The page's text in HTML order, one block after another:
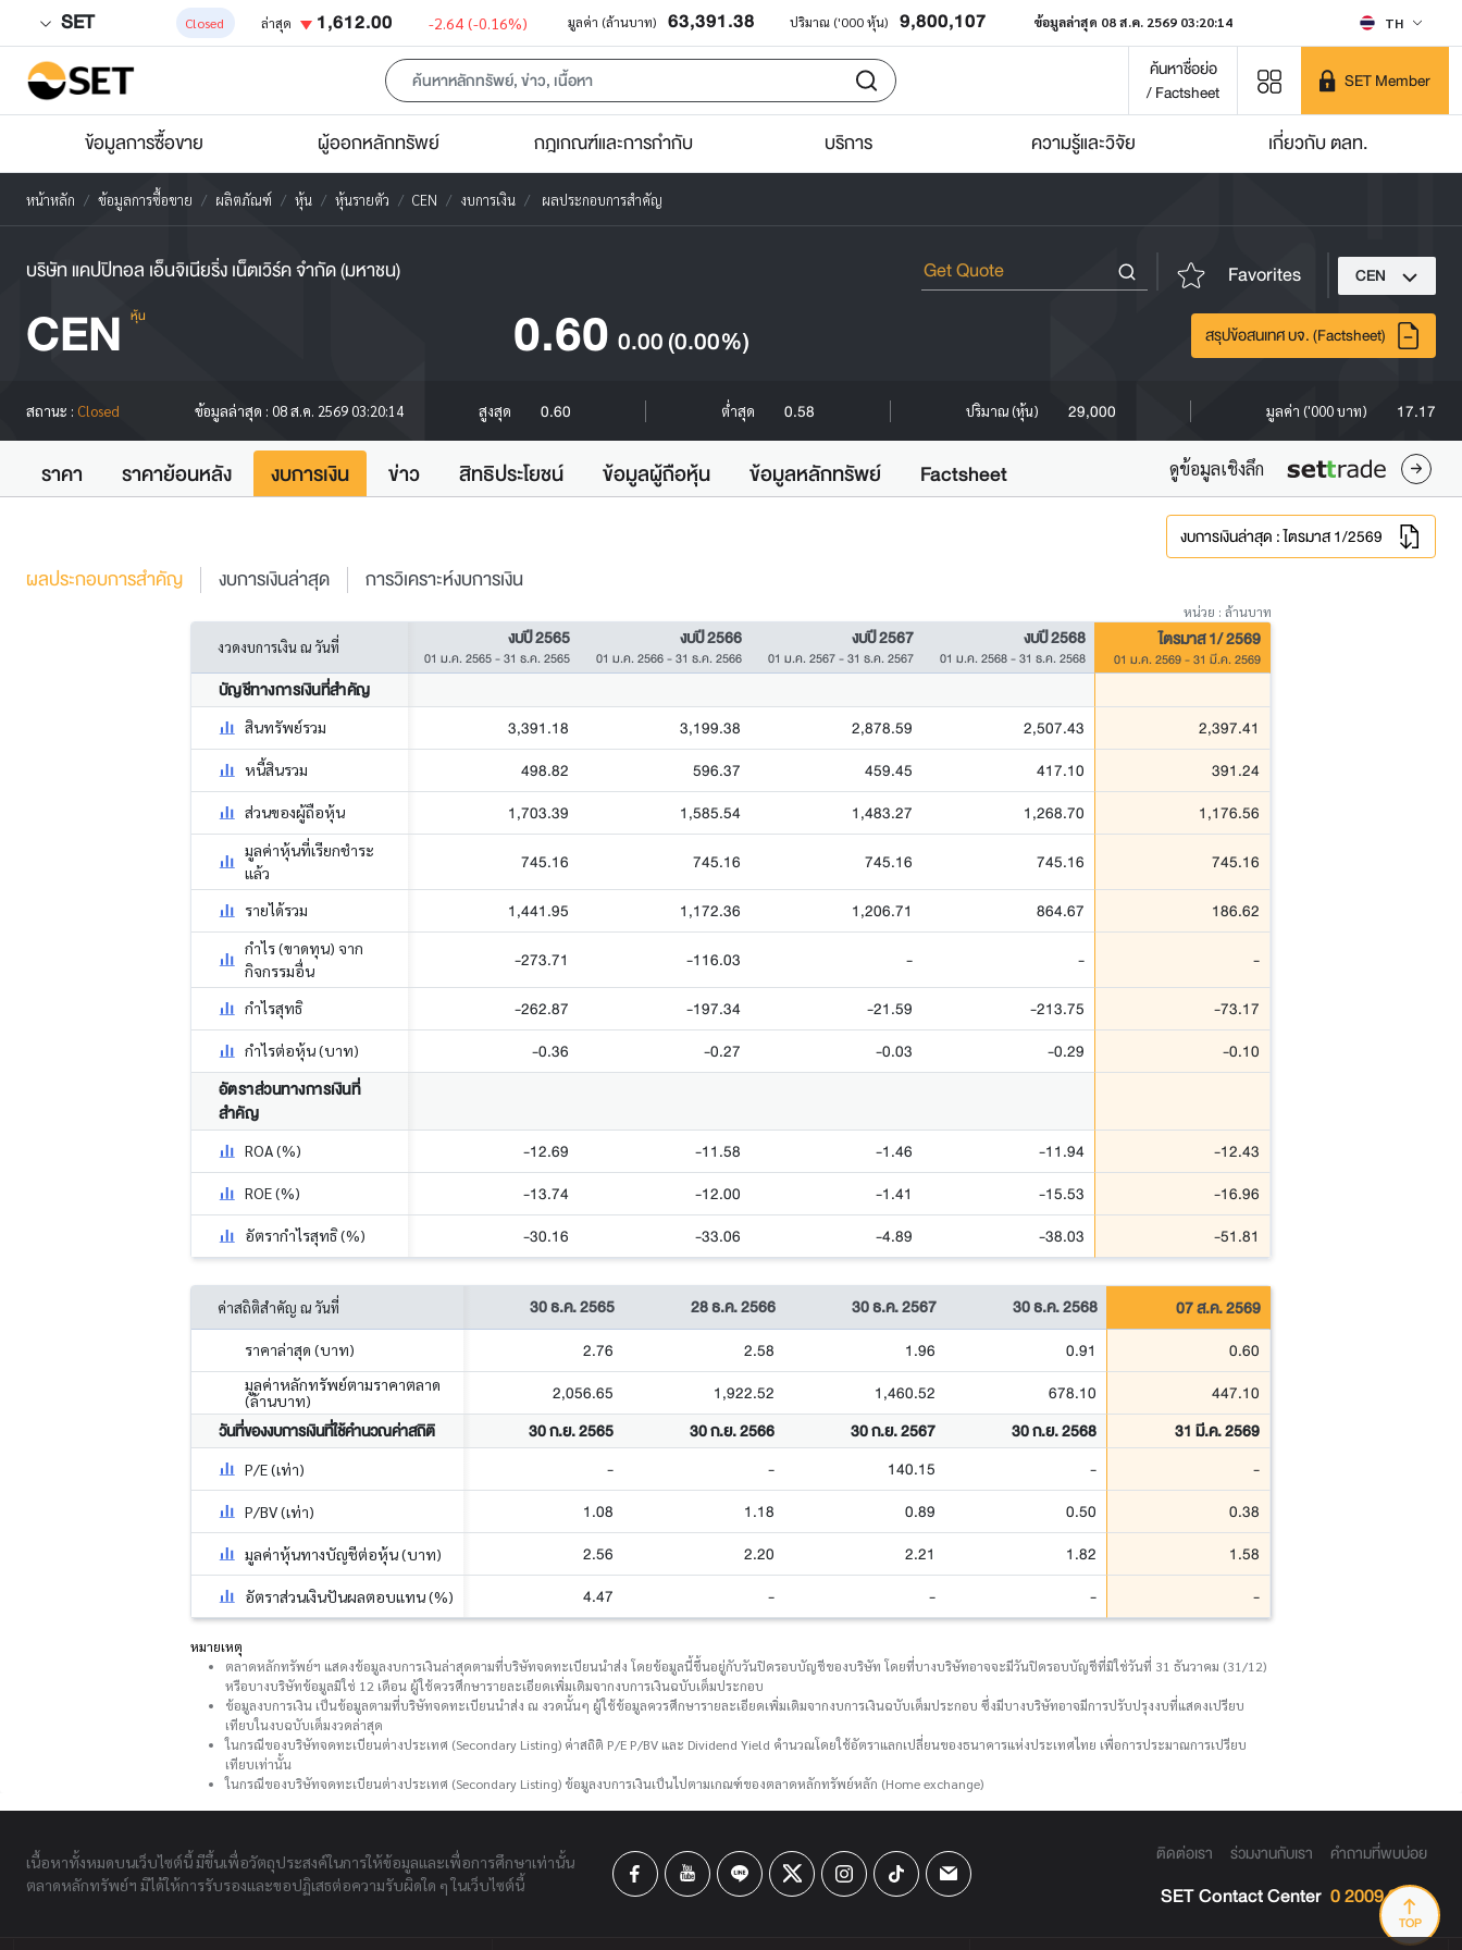
SET Closed ล่าสุด 1,612.00 -2.64 (-0.16%) มูลค่า (ล้านบาท) 63,391.38 ปริมาณ ('000 หุ้น) 9,800,107 ข้อมูลล่าสุด 08 ส.ค. 2569 03:20:14 TH
ค้นหาชื่อย่อ
/ Factsheet
SET Member
ข้อมูลการซื้อขาย ผู้ออกหลักทรัพย์ กฎเกณฑ์และการกำกับ บริการ ความรู้และวิจัย เกี่ยวกับ ตลท.
หน้าหลัก ข้อมูลการซื้อขาย ผลิตภัณฑ์ หุ้น หุ้นรายตัว CEN งบการเงิน ผลประกอบการสำคัญ
บริษัท แคปปิทอล เอ็นจิเนียริ่ง เน็ตเวิร์ค จำกัด (มหาชน) Favorites CEN
CEN หุ้น 0.60 0.00(0.00%) สรุปข้อสนเทศ บจ. (Factsheet)
สถานะ : Closed ข้อมูลล่าสุด : 08 ส.ค. 2569 03:20:14 สูงสุด 0.60 ต่ำสุด 0.58 ปริมาณ (หุ้น) 29,000 มูลค่า ('000 บาท) 17.17
ราคา ราคาย้อนหลัง งบการเงิน ข่าว สิทธิประโยชน์ ข้อมูลผู้ถือหุ้น ข้อมูลหลักทรัพย์ Factsheet ดูข้อมูลเชิงลึก
งบการเงินล่าสุด : ไตรมาส 1/2569
ผลประกอบการสำคัญ งบการเงินล่าสุด การวิเคราะห์งบการเงิน
หน่วย : ล้านบาท
งวดงบการเงิน ณ วันที่ งบปี 2565
01 ม.ค. 2565 - 31 ธ.ค. 2565
งบปี 2566
01 ม.ค. 2566 - 31 ธ.ค. 2566
งบปี 2567
01 ม.ค. 2567 - 31 ธ.ค. 2567
งบปี 2568
01 ม.ค. 2568 - 31 ธ.ค. 2568
ไตรมาส 1/ 2569
01 ม.ค. 2569 - 31 มี.ค. 2569
บัญชีทางการเงินที่สำคัญ
สินทรัพย์รวม 3,391.18 3,199.38 2,878.59 2,507.43 2,397.41
หนี้สินรวม 498.82 596.37 459.45 417.10 391.24
ส่วนของผู้ถือหุ้น 1,703.39 1,585.54 1,483.27 1,268.70 1,176.56
มูลค่าหุ้นที่เรียกชำระ
แล้ว
745.16 745.16 745.16 745.16 745.16
รายได้รวม 1,441.95 1,172.36 1,206.71 864.67 186.62
กำไร (ขาดทุน) จาก
กิจกรรมอื่น
-273.71 -116.03 - - -
กำไรสุทธิ -262.87 -197.34 -21.59 -213.75 -73.17
กำไรต่อหุ้น (บาท) -0.36 -0.27 -0.03 -0.29
-0.10
อัตราส่วนทางการเงินที่
สำคัญ
ROA (%) -12.69 -11.58 -1.46 -11.94 -12.43
ROE (%) -13.74 -12.00 -1.41 -15.53 -16.96
อัตรากำไรสุทธิ (%) -30.16 -33.06 -4.89 -38.03 -51.81
ค่าสถิติสำคัญ ณ วันที่ 30 ธ.ค. 2565 28 ธ.ค. 2566 30 ธ.ค. 2567 30 ธ.ค. 2568 07 ส.ค. 2569
ราคาล่าสุด (บาท) 2.76 2.58 1.96 0.91 0.60
มูลค่าหลักทรัพย์ตามราคาตลาด
(ล้านบาท)
2,056.65 1,922.52 1,460.52 678.10
447.10
วันที่ของงบการเงินที่ใช้คำนวณค่าสถิติ
30 ก.ย. 2565 30 ก.ย. 2566 30 ก.ย. 2567 30 ก.ย. 2568 31 มี.ค. 2569
P/E (เท่า) - - 140.15 - -
P/BV (เท่า) 1.08 1.18 0.89 0.50 0.38
มูลค่าหุ้นทางบัญชีต่อหุ้น (บาท) 2.56 2.20 2.21 1.82 1.58
อัตราส่วนเงินปันผลตอบแทน (%) 4.47 - - - -
หมายเหตุ
ตลาดหลักทรัพย์ฯ แสดงข้อมูลงบการเงินล่าสุดตามที่บริษัทจดทะเบียนนำส่ง โดยข้อมูลนี้ขึ้นอยู่กับวันปิดรอบบัญชีของบริษัท โดยที่บางบริษัทอาจจะมีวันปิดรอบบัญชีที่มิใช่วันที่ 31 ธันวาคม (31/12)
หรือบางบริษัทข้อมูลมิใช่ 12 เดือน ผู้ใช้ควรศึกษารายละเอียดเพิ่มเติมจากงบการเงินฉบับเต็มประกอบ
ข้อมูลงบการเงิน เป็นข้อมูลตามที่บริษัทจดทะเบียนนำส่ง ณ งวดนั้นๆ ผู้ใช้ข้อมูลควรศึกษารายละเอียดเพิ่มเติมจากงบการเงินฉบับเต็มประกอบ ซึ่งมีบางบริษัทอาจมีการปรับปรุงงบที่แสดงเปรียบ
เทียบในงบฉบับเต็มงวดล่าสุด
ในกรณีของบริษัทจดทะเบียนต่างประเทศ (Secondary Listing) ค่าสถิติ P/E P/BV และ Dividend Yield คำนวณโดยใช้อัตราแลกเปลี่ยนของธนาคารแห่งประเทศไทย เพื่อการประมาณการเปรียบ
เทียบเท่านั้น
ในกรณีของบริษัทจดทะเบียนต่างประเทศ (Secondary Listing) ข้อมูลงบการเงินเป็นไปตามเกณฑ์ของตลาดหลักทรัพย์หลัก (Home exchange)
TOP
เนื้อหาทั้งหมดบนเว็บไซต์นี้ มีขึ้นเพื่อวัตถุประสงค์ในการให้ข้อมูลและเพื่อการศึกษาเท่านั้น
ตลาดหลักทรัพย์ฯ มิได้ให้การรับรองและขอปฏิเสธต่อความรับผิดใด ๆ ในเว็บไซต์นี้
ติดต่อเรา ร่วมงานกับเรา คำถามที่พบบ่อย
SET Contact Center 0 2009 9999